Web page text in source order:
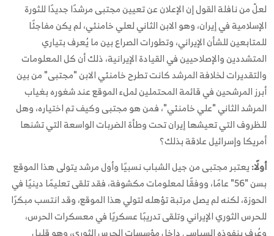
لعلّ من نافلة القول إن الإعلان عن تعيين مجتبى مرشدًا جديدًا للثورة
الإسلامية في إيران، وهو الابن الثاني لعلي خامنئي، لم يكن مفاجئًا
للمتابعين للشأن الإيراني، وتطورات الصراع بين ما يُعرف بتياري
المتشددين والإصلاحيين في القيادة الإيرانية، ذلك أن كل المعلومات
والتقديرات لخلافة المرشد كانت تطرح خامنئي الابن "مجتبى" من بين
أبرز المرشحين في قائمة المحتملين لملء الموقع عند شغوره بغياب
المرشد الثاني "علي خامنئي"، فمن هو مجتبى وكيف تم اختياره، وهل
للظروف التي تعيشها إيران تحت وطأة الضربات الواسعة التي تشنها
أمريكا وإسرائيل علاقة بذلك؟
أولًا:يعتبر مجتبى من جيل الشباب نسبيًا وأول مرشد يتولى هذا الموقع
بسن "56" عامًا، ووفقًا لمعلومات مكشوفة، فقد تلقى تعليمًا دينيًا في
الحوزة، لكنه لم يصل مرتبة تؤهله لتولي هذا الموقع، وقد انتسب مبكرًا
للحرس الثوري الإيراني وتلقى تدريبًا عسكريًا في معسكرات الحرس،